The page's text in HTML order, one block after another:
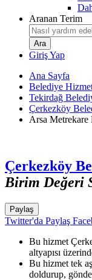
Aranan Terim
Giriş Yap
Ana Sayfa
Belediye
Tekirdağ
Çerkezköy
Arsa
Çerkezköy
Birim Değeri
Paylaş
Twitter'da Paylaş
Bu hizmet
altyapısı
Bu hizmet tek
doldurup,